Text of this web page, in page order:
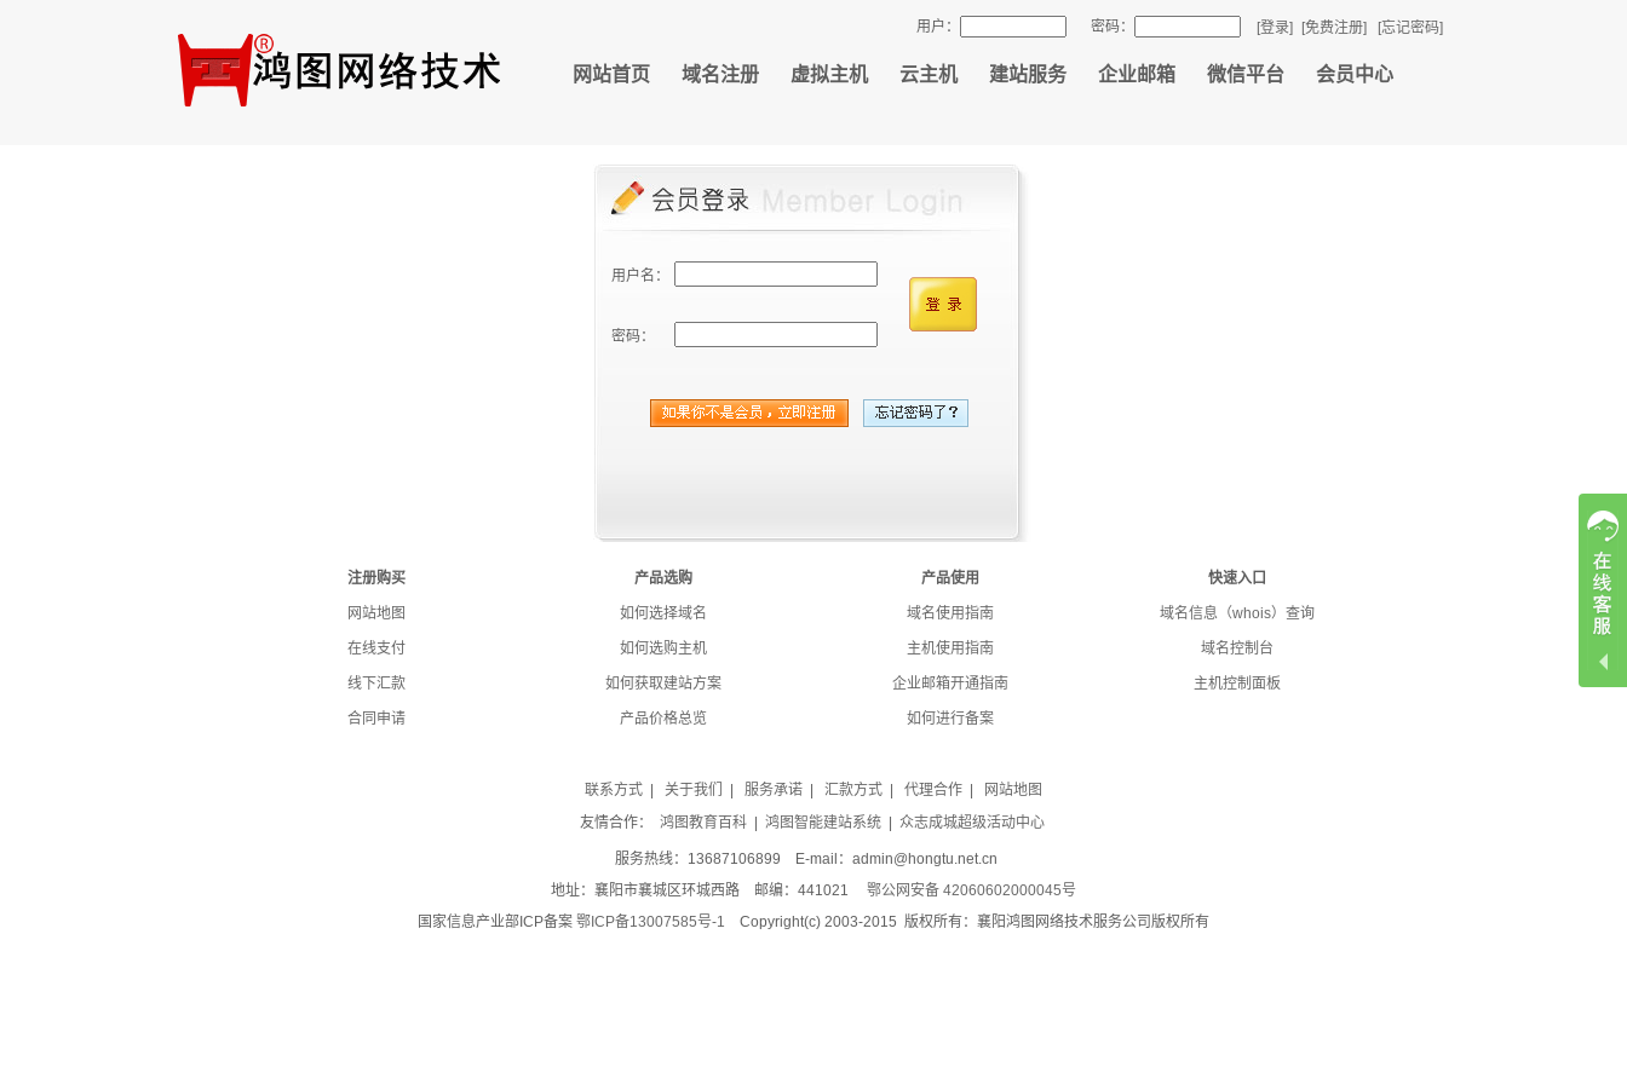
用户： 密码： [登录] [免费注册] [忘记密码]
网站首页 域名注册 虚拟主机 云主机 建站服务 企业邮箱 微信平台 会员中心
用户名：
密码：
注册购买
网站地图
在线支付
线下汇款
合同申请
产品选购
如何选择域名
如何选购主机
如何获取建站方案
产品价格总览
产品使用
域名使用指南
主机使用指南
企业邮箱开通指南
如何进行备案
快速入口
域名信息（whois）查询
域名控制台
主机控制面板
联系方式 关于我们 服务承诺 汇款方式 代理合作
网站地图
友情合作：
鸿图教育百科| 鸿图智能建站系统| 众志成城超级活动中心
服务热线：13687106899 E-mail：admin@hongtu.net.cn
地址：襄阳市襄城区环城西路 邮编：441021 鄂公网安备 42060602000045号
国家信息产业部ICP备案 鄂ICP备13007585号-1 Copyright(c) 2003-2015 版权所有：襄阳鸿图网络技术服务公司版权所有